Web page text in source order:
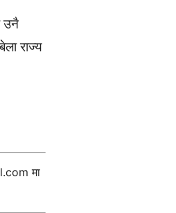
उनै
राज्य
मा